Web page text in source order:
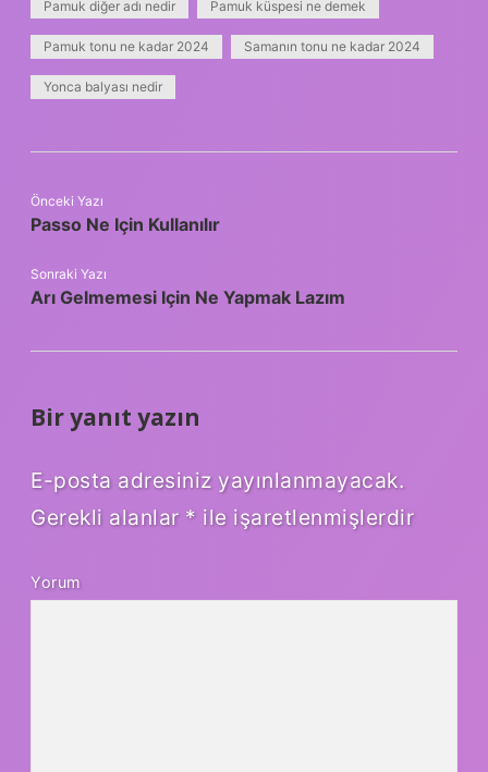
Pamuk diğer adı nedir Pamuk küspesi ne demek
Pamuk tonu ne kadar 2024 Samanın tonu ne kadar 2024
Yonca balyası nedir
Önceki Yazı
Passo Ne Için Kullanılır
Sonraki Yazı
Arı Gelmemesi Için Ne Yapmak Lazım
Bir yanıt yazın
E-posta adresiniz yayınlanmayacak.
Gerekli alanlar * ile işaretlenmişlerdir
Yorum